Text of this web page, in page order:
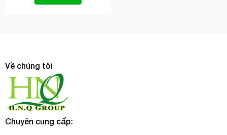
Về chúng tôi
Chuyên cung cấp: